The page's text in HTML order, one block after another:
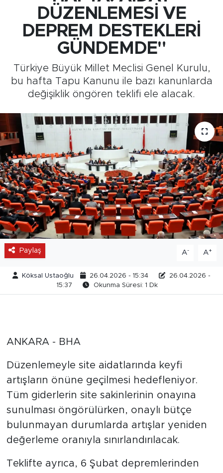
DÜZENLEMESİ VE
DEPREM DESTEKLERİ
GÜNDEMDE"
Türkiye Büyük Millet Meclisi Genel Kurulu,
bu hafta Tapu Kanunu ile bazı kanunlarda
değişiklik öngören teklifi ele alacak.
Paylaş A- A+
Köksal Ustaoğlu 26.04.2026 - 15:34
26.04.2026 -
15:37
Okunma Süresi: 1 Dk
ANKARA - BHA
Düzenlemeyle site aidatlarında keyfi
artışların önüne geçilmesi hedefleniyor.
Tüm giderlerin site sakinlerinin onayına
sunulması öngörülürken, onaylı bütçe
bulunmayan durumlarda artışlar yeniden
değerleme oranıyla sınırlandırılacak.
Teklifte ayrıca, 6 Şubat depremlerinden
Medya
Siyaset
Teknoloji
GURBETTEN SILAYA
Foto Galeri
Köşe Yazarları
Manşet
Ulusal Son Dakika Haberleri